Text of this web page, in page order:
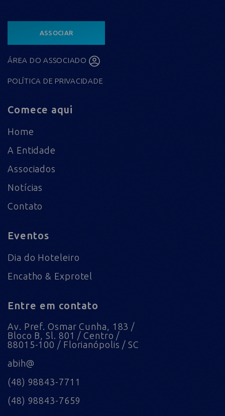
ASSOCIAR
ÁREA DO ASSOCIADO
POLÍTICA DE PRIVACIDADE
Comece aqui
Home
A Entidade
Associados
Notícias
Contato
Eventos
Dia do Hoteleiro
Encatho & Exprotel
Entre em contato
Av. Pref. Osmar Cunha, 183 /
Bloco B, Sl. 801 / Centro /
88015-100 / Florianópolis / SC
abih@
(48) 98843-7711
(48) 98843-7659